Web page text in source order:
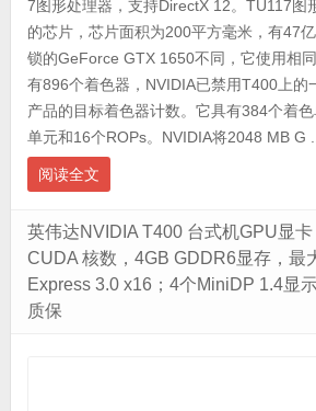
7图形处理器，支持DirectX 12。TU117图
的芯片，芯片面积为200平方毫米，有47
锁的GeForce GTX 1650不同，它使用相
有896个着色器，NVIDIA已禁用T400上的
产品的目标着色器计数。它具有384个着
单元和16个ROPs。NVIDIA将2048 MB G
阅读全文
英伟达NVIDIA T400 台式机GPU显
CUDA 核数，4GB GDDR6显存，最
Express 3.0 x16；4个MiniDP 1.4显
质保